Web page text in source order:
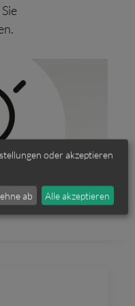
oder akzeptieren
ab Alle akzeptieren